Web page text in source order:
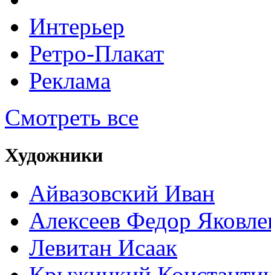
Интерьер
Ретро-Плакат
Реклама
Смотреть все
Художники
Айвазовский Иван
Алексеев Федор
Левитан Исаак